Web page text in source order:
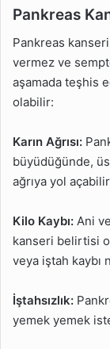
Pankreas
Pankreas
vermez ve
aşamada teşhis
olabilir:
Karın Ağrısı:
büyüdüğünde,
ağrıya yol
Kilo Kaybı: Ani
kanseri belirtisi
veya iştah kaybı
İştahsızlık:
yemek yemek